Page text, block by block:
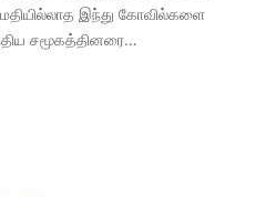
இந்து கோவில்களை
சமூகத்தினரை…